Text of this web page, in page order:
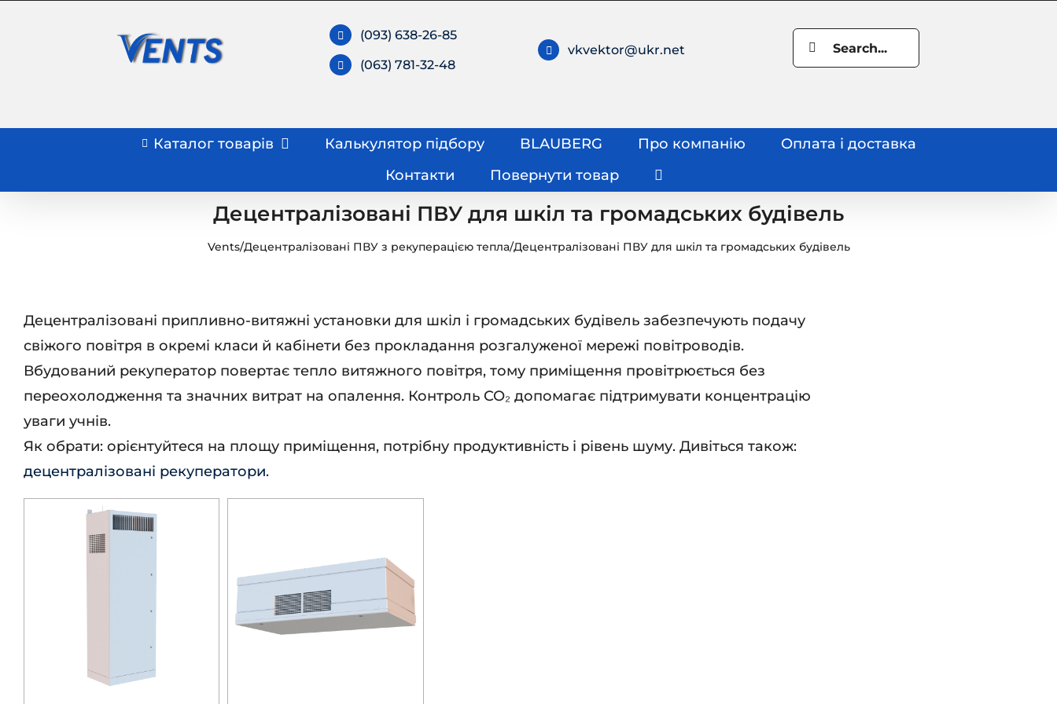
(093) 638-26-85
(063) 781-32-48
vkvektor@ukr.net
Search
for:
Каталог товарів Калькулятор підбору BLAUBERG Про компанію
Оплата і доставка
Контакти
Повернути товар
Децентралізовані ПВУ для шкіл та громадських будівель
Vents/Децентралізовані ПВУ з рекуперацією тепла/Децентралізовані ПВУ для шкіл та громадських будівель
Децентралізовані припливно-витяжні установки для шкіл і громадських будівель забезпечують подачу
свіжого повітря в окремі класи й кабінети без прокладання розгалуженої мережі повітроводів.
Вбудований рекуператор повертає тепло витяжного повітря, тому приміщення провітрюється без
переохолодження та значних витрат на опалення. Контроль CO₂ допомагає підтримувати концентрацію
уваги учнів.
Як обрати: орієнтуйтеся на площу приміщення, потрібну продуктивність і рівень шуму. Дивіться також:
децентралізовані рекуператори.